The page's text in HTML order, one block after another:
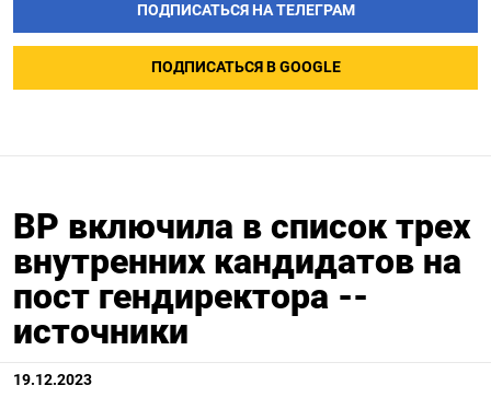
ПОДПИСАТЬСЯ НА ТЕЛЕГРАМ
ПОДПИСАТЬСЯ В GOOGLE
BP включила в список трех
внутренних кандидатов на
пост гендиректора --
источники
19.12.2023